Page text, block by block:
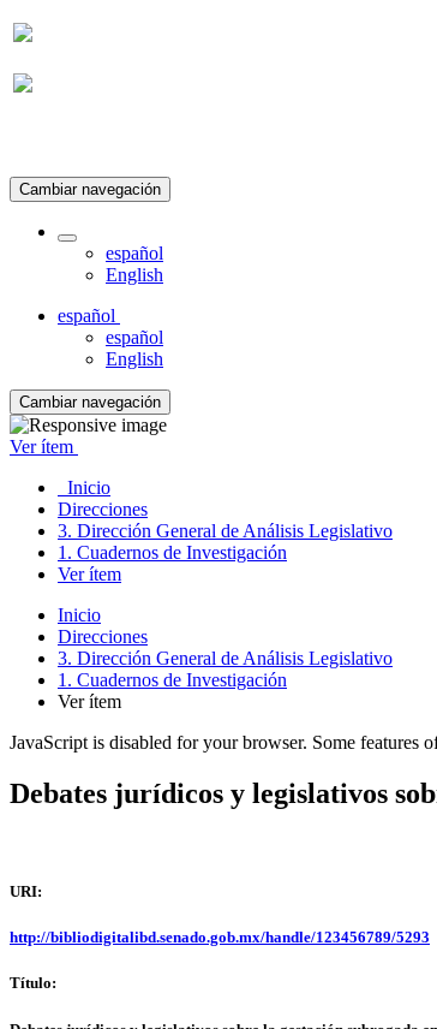
Cambiar navegación
español
English
español
español
English
Cambiar navegación
Ver ítem
Inicio
Direcciones
3. Dirección General de Análisis Legislativo
1. Cuadernos de Investigación
Ver ítem
Inicio
Direcciones
3. Dirección General de Análisis Legislativo
1. Cuadernos de Investigación
Ver ítem
JavaScript is disabled for your browser. Some features
Debates jurídicos y legislativos
URI:
http://bibliodigitalibd.senado.gob.mx/handle/123456789/5293
Título: